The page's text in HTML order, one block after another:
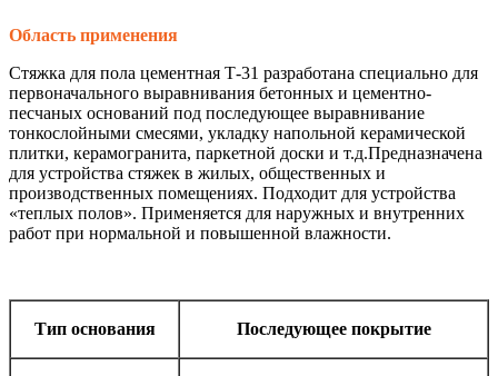
Область применения
Стяжка для пола цементная Т-31 разработана специально для
первоначального выравнивания бетонных и цементно-
песчаных оснований под последующее выравнивание
тонкослойными смесями, укладку напольной керамической
плитки, керамогранита, паркетной доски и т.д.Предназначена
для устройства стяжек в жилых, общественных и
производственных помещениях. Подходит для устройства
«теплых полов». Применяется для наружных и внутренних
работ при нормальной и повышенной влажности.
Тип основания Последующее покрытие